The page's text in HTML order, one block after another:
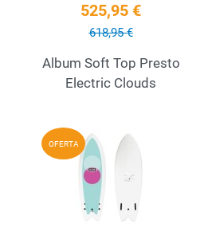
525,95 €
618,95 €
Album Soft Top Presto
Electric Clouds
Add to Wishlist
OFERTA